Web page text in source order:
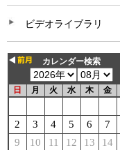
ビデオライブラリ
カレンダー検索
日 月 火 水 木 金
2
3 4 5 6 7
9
10 11 12 13 14